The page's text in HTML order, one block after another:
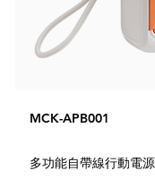
MCK-APB001
多功能自帶線行動電